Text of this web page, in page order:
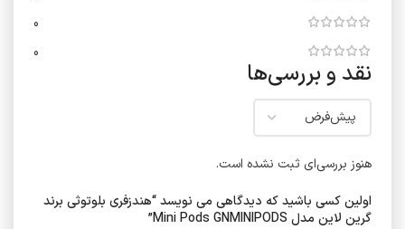
0
0
نقد و بررسی‌ها
هنوز بررسی‌ای ثبت نشده است.
اولین کسی باشید که دیدگاهی می نویسد “هندزفری بلوتوثی برند
گرین لاین مدل Mini Pods GNMINIPODS”